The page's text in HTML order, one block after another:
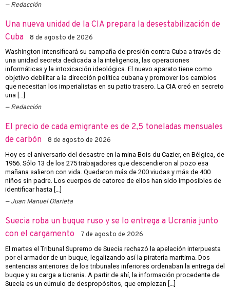
Redacción
Una nueva unidad de la CIA prepara la desestabilización de
Cuba
8 de agosto de 2026
Washington intensificará su campaña de presión contra Cuba a través de
una unidad secreta dedicada a la inteligencia, las operaciones
informáticas y la intoxicación ideológica. El nuevo aparato tiene como
objetivo debilitar a la dirección política cubana y promover los cambios
que necesitan los imperialistas en su patio trasero. La CIA creó en secreto
una […]
Redacción
El precio de cada emigrante es de 2,5 toneladas mensuales
de carbón
8 de agosto de 2026
Hoy es el aniversario del desastre en la mina Bois du Cazier, en Bélgica, de
1956. Sólo 13 de los 275 trabajadores que descendieron al pozo esa
mañana salieron con vida. Quedaron más de 200 viudas y más de 400
niños sin padre. Los cuerpos de catorce de ellos han sido imposibles de
identificar hasta […]
Juan Manuel Olarieta
Suecia roba un buque ruso y se lo entrega a Ucrania junto
con el cargamento
7 de agosto de 2026
El martes el Tribunal Supremo de Suecia rechazó la apelación interpuesta
por el armador de un buque, legalizando así la piratería marítima. Dos
sentencias anteriores de los tribunales inferiores ordenaban la entrega del
buque y su carga a Ucrania. A partir de ahí, la información procedente de
Suecia es un cúmulo de despropósitos, que empiezan […]